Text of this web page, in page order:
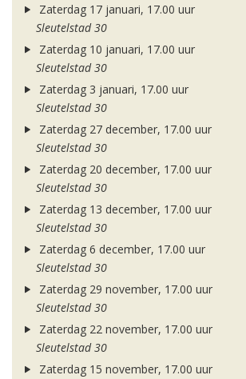
Zaterdag 17 januari, 17.00 uur
Sleutelstad 30
Zaterdag 10 januari, 17.00 uur
Sleutelstad 30
Zaterdag 3 januari, 17.00 uur
Sleutelstad 30
Zaterdag 27 december, 17.00 uur
Sleutelstad 30
Zaterdag 20 december, 17.00 uur
Sleutelstad 30
Zaterdag 13 december, 17.00 uur
Sleutelstad 30
Zaterdag 6 december, 17.00 uur
Sleutelstad 30
Zaterdag 29 november, 17.00 uur
Sleutelstad 30
Zaterdag 22 november, 17.00 uur
Sleutelstad 30
Zaterdag 15 november, 17.00 uur